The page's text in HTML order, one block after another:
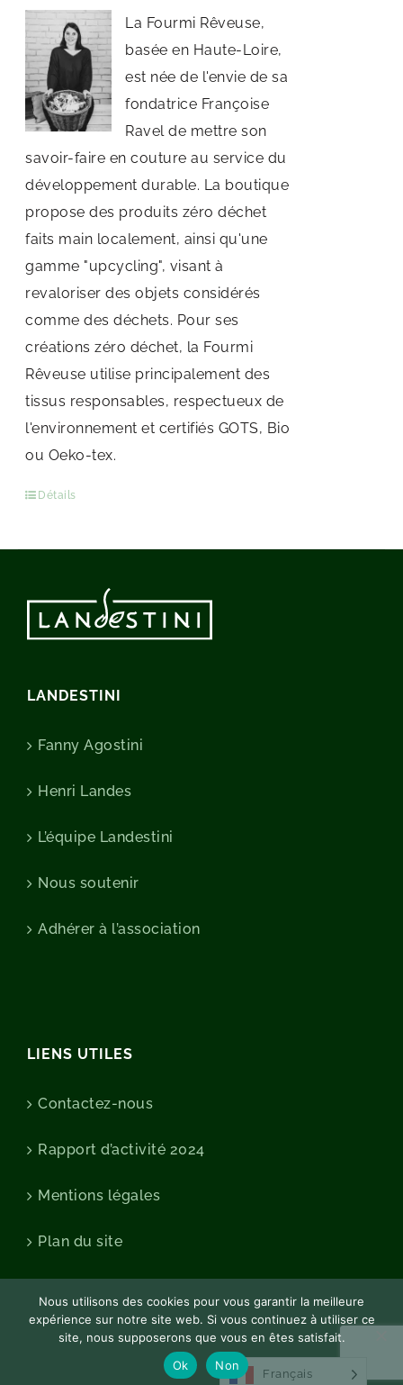
La Fourmi Rêveuse,
basée en Haute-Loire,
est née de l'envie de sa
fondatrice Françoise
Ravel de mettre son
savoir-faire en couture au service du
développement durable. La boutique
propose des produits zéro déchet
faits main localement, ainsi qu'une
gamme "upcycling", visant à
revaloriser des objets considérés
comme des déchets. Pour ses
créations zéro déchet, la Fourmi
Rêveuse utilise principalement des
tissus responsables, respectueux de
l'environnement et certifiés GOTS, Bio
ou Oeko-tex.
Détails
LANDESTINI
Fanny Agostini
Henri Landes
L’équipe Landestini
Nous soutenir
Adhérer à l’association
LIENS UTILES
Contactez-nous
Rapport d’activité 2024
Mentions légales
Plan du site
Nous utilisons des cookies pour vous garantir la meilleure
expérience sur notre site web. Si vous continuez à utiliser ce
site, nous supposerons que vous en êtes satisfait.
Ok
Non
Français